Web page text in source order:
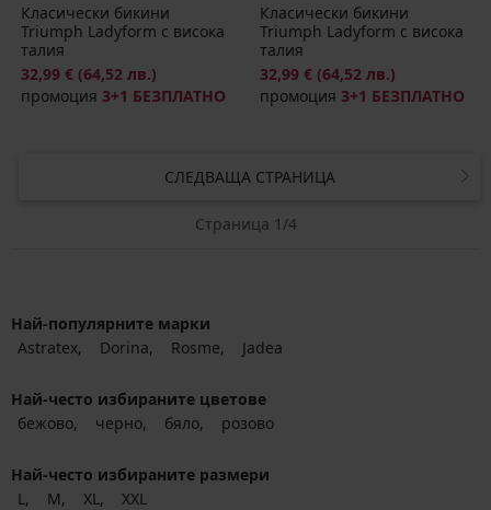
Класически бикини
Triumph Ladyform с висока
талия
32,99 € (64,52 лв.)
промоция 3+1 БЕЗПЛАТНО
Класически бикини
Triumph Ladyform с висока
талия
32,99 € (64,52 лв.)
промоция 3+1 БЕЗПЛАТНО
СЛЕДВАЩА СТРАНИЦА
Страница 1/4
Най-популярните марки
Astratex
Dorina Rosme Jadea
Най-често избираните цветове
бежово
черно бяло розово
Най-често избираните размери
L
M XL XXL